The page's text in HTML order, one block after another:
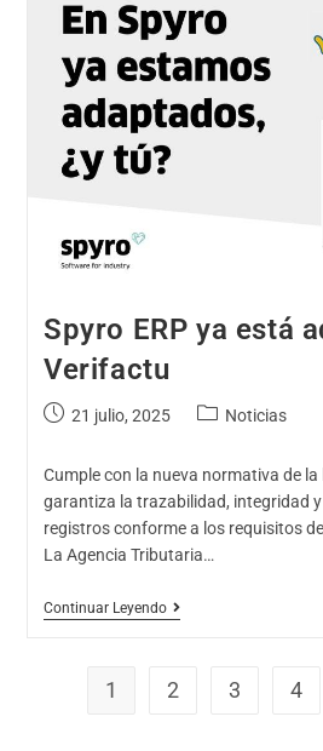
Spyro ERP ya está
Verifactu
21 julio, 2025 Noticias
Cumple con la nueva normativa de
garantiza la trazabilidad, integridad
registros conforme a los requisitos
La Agencia Tributaria…
Continuar Leyendo
1 2 3 4